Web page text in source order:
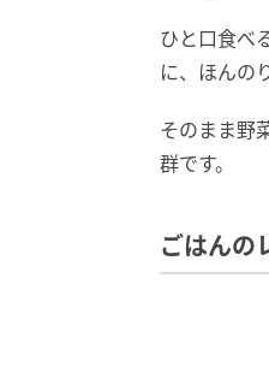
ひと口食べ
に、ほんの
そのまま野
群です。
ごはんの